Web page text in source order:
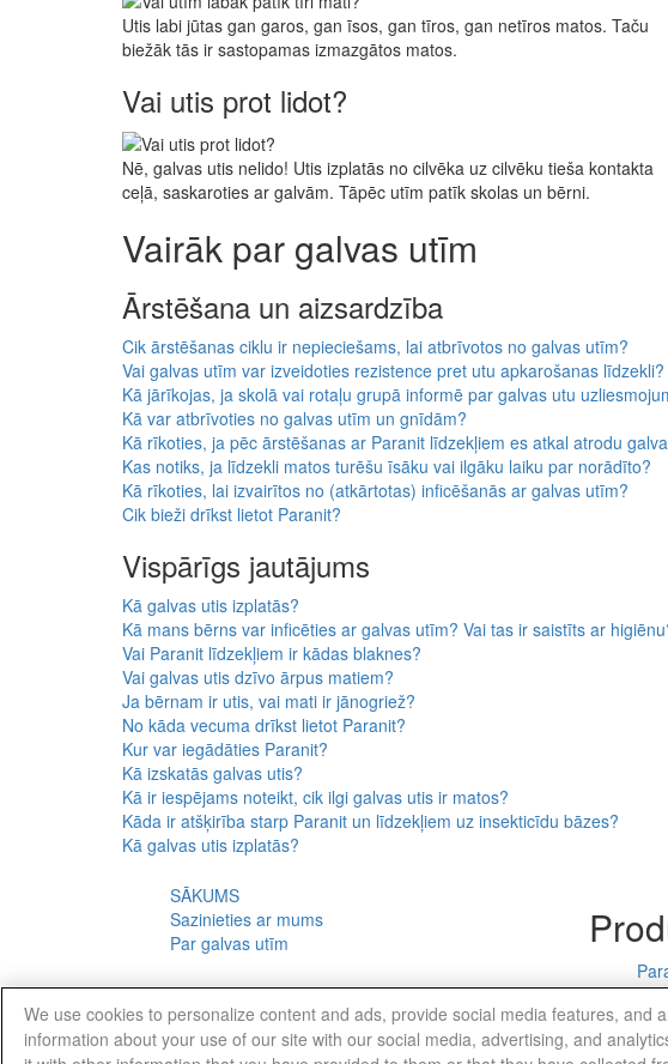
Utis labi jūtas gan garos, gan īsos, gan tīros, gan netīros matos. Taču
biežāk tās ir sastopamas izmazgātos matos.
Vai utis prot lidot?
Nē, galvas utis nelido! Utis izplatās no cilvēka uz cilvēku tieša kontakta
ceļā, saskaroties ar galvām. Tāpēc utīm patīk skolas un bērni.
Vairāk par galvas utīm
Ārstēšana un aizsardzība
Cik ārstēšanas ciklu ir nepieciešams, lai atbrīvotos no galvas utīm?
Vai galvas utīm var izveidoties rezistence pret utu apkarošanas līdzekli?
Kā jārīkojas, ja skolā vai rotaļu grupā informē par galvas utu
Kā var atbrīvoties no galvas utīm un gnīdām?
Kā rīkoties, ja pēc ārstēšanas ar Paranit līdzekļiem es atkal atrodu
Kas notiks, ja līdzekli matos turēšu īsāku vai ilgāku laiku par norādīto?
Kā rīkoties, lai izvairītos no (atkārtotas) inficēšanās ar galvas utīm?
Cik bieži drīkst lietot Paranit?
Vispārīgs jautājums
Kā galvas utis izplatās?
Kā mans bērns var inficēties ar galvas utīm? Vai tas ir saistīts ar
Vai Paranit līdzekļiem ir kādas blaknes?
Vai galvas utis dzīvo ārpus matiem?
Ja bērnam ir utis, vai mati ir jānogriež?
No kāda vecuma drīkst lietot Paranit?
Kur var iegādāties Paranit?
Kā izskatās galvas utis?
Kā ir iespējams noteikt, cik ilgi galvas utis ir matos?
Kāda ir atšķirība starp Paranit un līdzekļiem uz insekticīdu bāzes?
Kā galvas utis izplatās?
SĀKUMS
Sazinieties ar mums
Par galvas utīm
© 2017 - Visas tiesības aizsargātas Juridiskais paziņojums
We use cookies to personalize content and ads, provide social media features, and
information about your use of our site with our social media, advertising, and